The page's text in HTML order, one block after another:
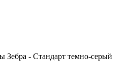
Зебра - Стандарт темно-серый